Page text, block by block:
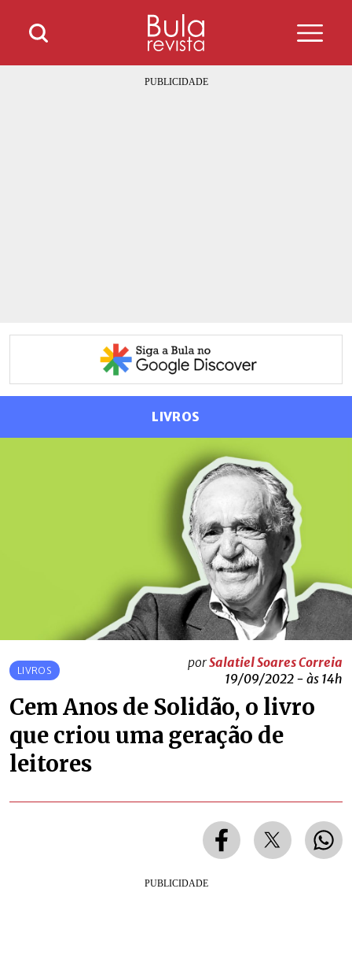
LIVROS
LIVROS
porSalatiel Soares Correia
19/09/2022 - às 14h
Cem Anos de Solidão, o livro
que criou uma geração de
leitores